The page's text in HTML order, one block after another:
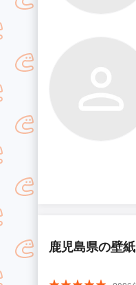
鹿児島県の壁